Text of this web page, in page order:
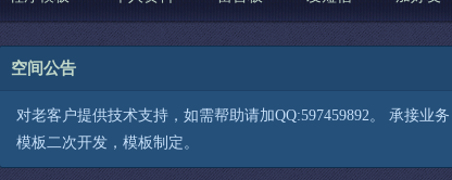
空间公告
对老客户提供技术支持，如需帮助请加QQ:597459892。 承接业
模板二次开发，模板制定。